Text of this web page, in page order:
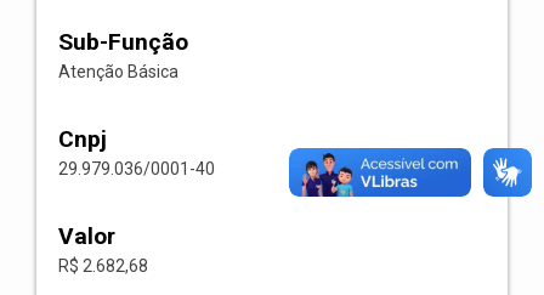
Sub-Função
Atenção Básica
Cnpj
29.979.036/0001-40
Valor
R$ 2.682,68